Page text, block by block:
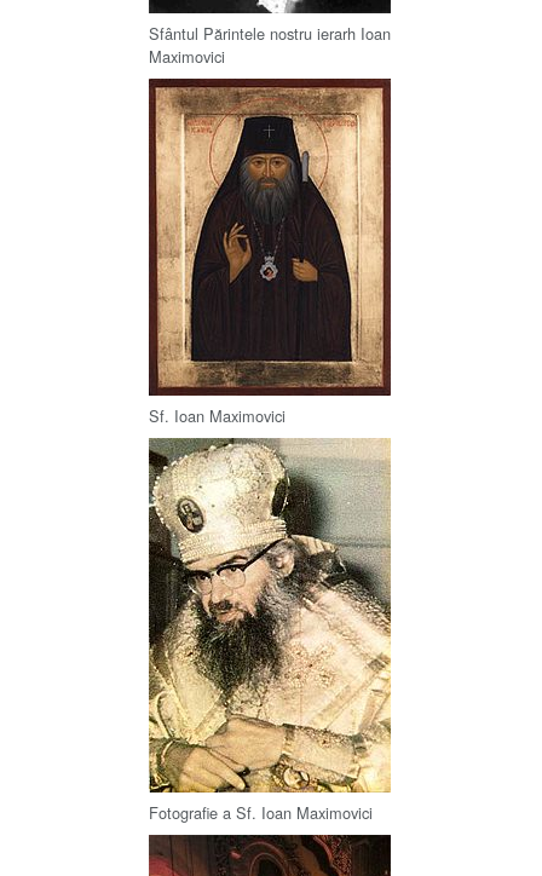
Sfântul Părintele nostru ierarh Ioan
Maximovici
Sf. Ioan Maximovici
Fotografie a Sf. Ioan Maximovici